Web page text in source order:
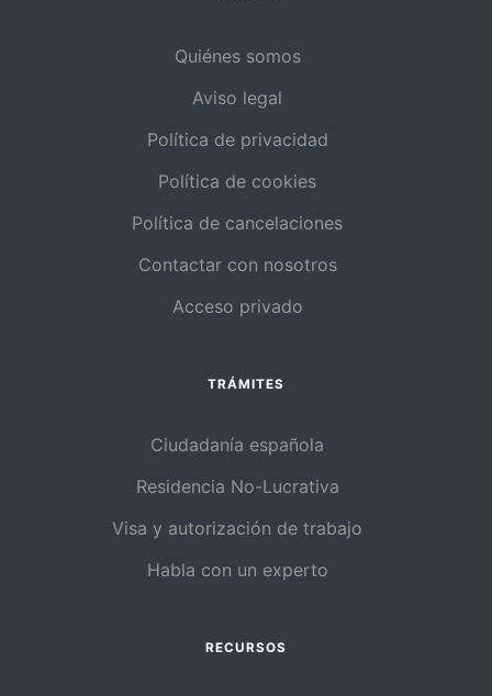
Quiénes somos
Aviso legal
Política de privacidad
Política de cookies
Política de cancelaciones
Contactar con nosotros
Acceso privado
TRÁMITES
Ciudadanía española
Residencia No-Lucrativa
Visa y autorización de trabajo
Habla con un experto
RECURSOS